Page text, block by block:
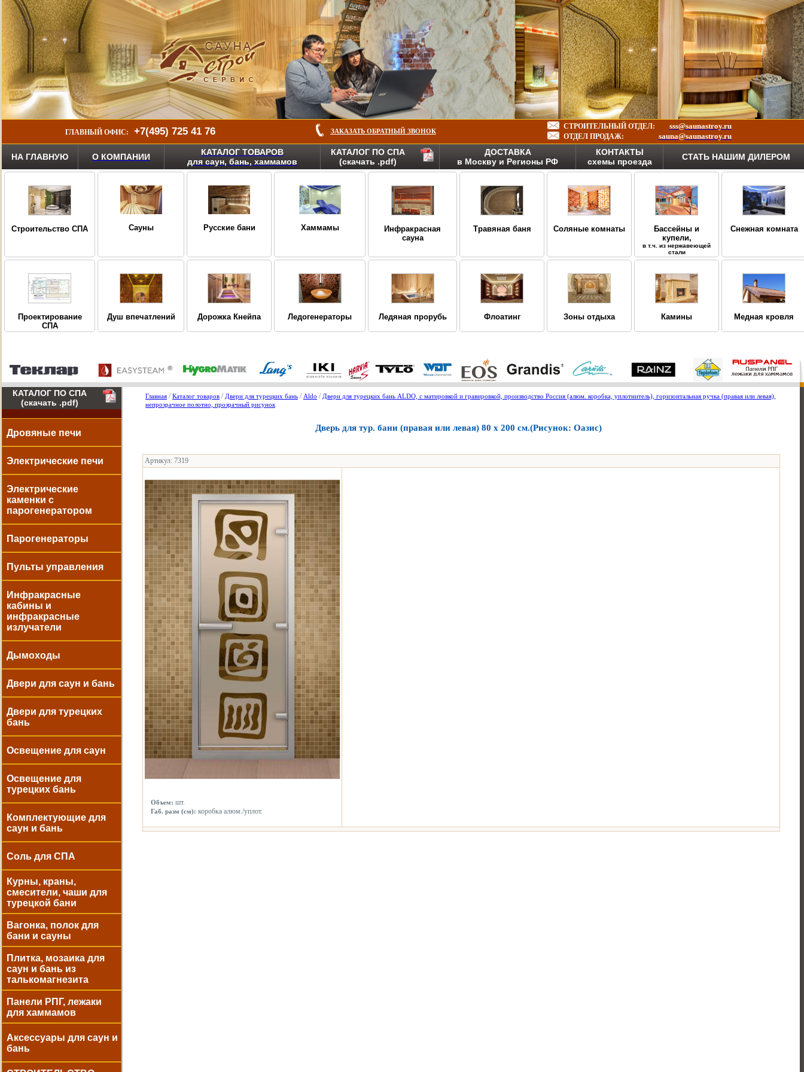
ГЛАВНЫЙ ОФИС: +7(495) 725 41 76 ЗАКАЗАТЬ ОБРАТНЫЙ ЗВОНОК
СТРОИТЕЛЬНЫЙ ОТДЕЛ: sss@saunastroy.ru
ОТДЕЛ ПРОДАЖ: sauna@saunastroy.ru
НА ГЛАВНУЮ О КОМПАНИИ
КАТАЛОГ ТОВАРОВ
для саун, бань, хаммамов
КАТАЛОГ ПО СПА
(скачать .pdf)
ДОСТАВКА
в Москву и Регионы РФ
КОНТАКТЫ
схемы проезда
СТАТЬ НАШИМ ДИЛЕРОМ
Строительство СПА Сауны Русские бани Хаммамы
Инфракрасная
сауна
Травяная баня Соляные комнаты
Бассейны и
купели,
в т.ч. из нержавеющей
стали
Снежная комната
Проектирование
СПА
Душ впечатлений Дорожка Кнейпа Ледогенераторы Ледяная прорубь Флоатинг Зоны отдыха Камины Медная кровля
КАТАЛОГ ПО СПА
(скачать .pdf)
Дровяные печи
Электрические печи
Электрические
каменки с
парогенератором
Парогенераторы
Пульты управления
Инфракрасные
кабины и
инфракрасные
излучатели
Дымоходы
Двери для саун и бань
Двери для турецких
бань
Освещение для саун
Освещение для
турецких бань
Комплектующие для
саун и бань
Соль для СПА
Курны, краны,
смесители, чаши для
турецкой бани
Вагонка, полок для
бани и сауны
Плитка, мозаика для
саун и бань из
талькомагнезита
Панели РПГ, лежаки
для хаммамов
Аксессуары для саун и
бань
Главная /Каталог товаров / Двери для турецких бань / Aldo / Двери для турецких бань ALDO, с матировкой и гравировкой, производство Россия (алюм. коробка, уплотнитель), горизонтальная ручка (правая или левая),
непрозрачное полотно, прозрачный рисунок
Дверь для тур. бани (правая или левая) 80 х 200 см.(Рисунок: Оазис)
Артикул: 7319
Объем: шт.
Габ. разм (см): коробка алюм./уплот.